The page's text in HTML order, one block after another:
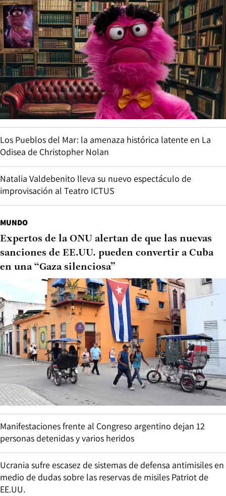
Los Pueblos del Mar: la amenaza histórica latente en La
Odisea de Christopher Nolan
Natalia Valdebenito lleva su nuevo espectáculo de
improvisación al Teatro ICTUS
MUNDO
Expertos de la ONU alertan de que las nuevas
sanciones de EE.UU. pueden convertir a Cuba
en una “Gaza silenciosa”
Manifestaciones frente al Congreso argentino dejan 12
personas detenidas y varios heridos
Ucrania sufre escasez de sistemas de defensa antimisiles en
medio de dudas sobre las reservas de misiles Patriot de
EE.UU.